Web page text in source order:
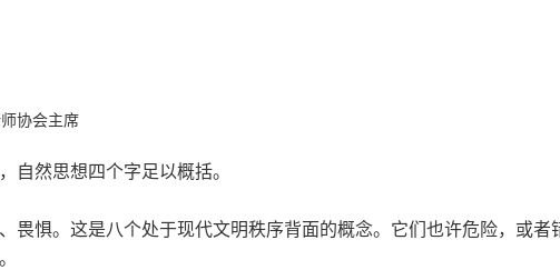
协会主席
自然思想四个字足以概括。
畏惧。这是八个处于现代文明秩序背面的概念。它们也许危险，或者